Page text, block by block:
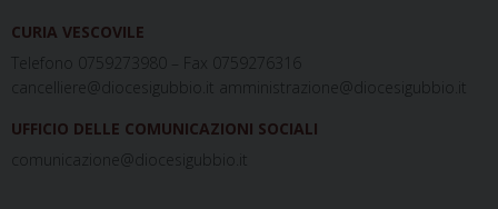
CURIA VESCOVILE
Telefono 0759273980 – Fax 0759276316
cancelliere@diocesigubbio.it amministrazione@diocesigubbio.it
UFFICIO DELLE COMUNICAZIONI SOCIALI
comunicazione@diocesigubbio.it